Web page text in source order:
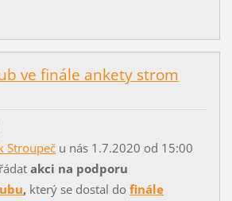
ve finále ankety strom
Stroupeču nás 1.7.2020 od 15:00
akci na podporu
, který se dostal do finále